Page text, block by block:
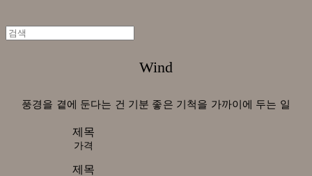
Wind
풍경을 곁에 둔다는 건 기분 좋은 기척을 가까이에 두는 일
제목
가격
제목